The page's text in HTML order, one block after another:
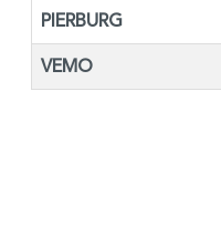
PIERBURG
VEMO